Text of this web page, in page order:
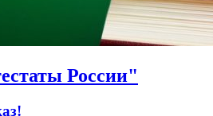
России"